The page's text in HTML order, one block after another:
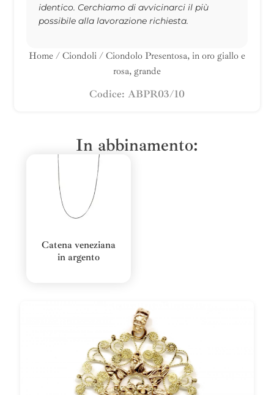
identico. Cerchiamo di avvicinarci il più
possibile alla lavorazione richiesta.
Home / Ciondoli / Ciondolo Presentosa, in oro giallo e
rosa, grande
Codice: ABPR03/10
In abbinamento:
Catena veneziana
in argento